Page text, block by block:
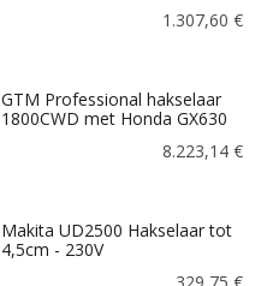
1.307,60 €
GTM Professional hakselaar
1800CWD met Honda GX630
8.223,14€
Makita UD2500 Hakselaar tot
4,5cm - 230V